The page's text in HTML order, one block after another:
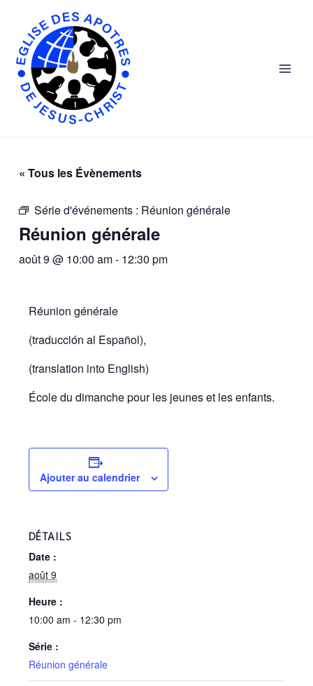
content
« Tous les Évènements
Série d'événements : Réunion générale
Réunion générale
août 9 @ 10:00 am- 12:30 pm
Réunion générale
(traducción al Español),
(translation into English)
École du dimanche pour les jeunes et les enfants.
Ajouter au calendrier
DÉTAILS
Date :
août 9
Heure :
10:00 am - 12:30 pm
Série :
Réunion générale